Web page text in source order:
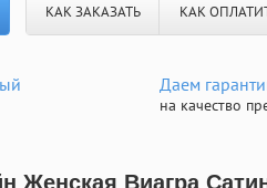
КАК ЗАКАЗАТЬ КАК
Даем
на качество
Женская Виагра